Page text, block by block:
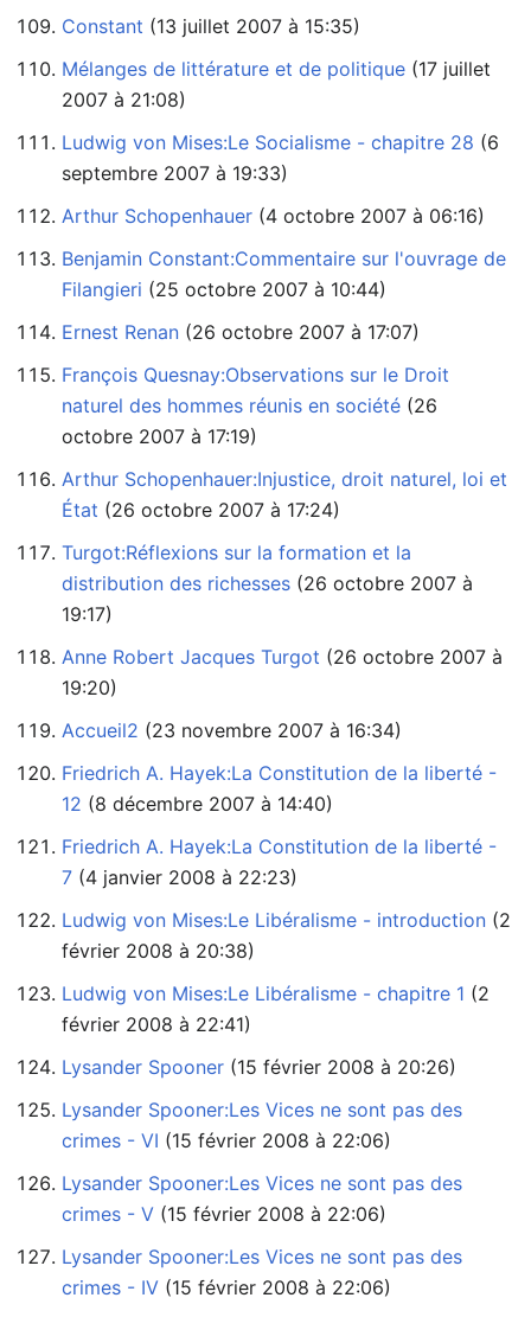
Constant ‏‎ (13 juillet 2007 à 15:35)
Mélanges de littérature et de politique
2007 à 21:08)
Ludwig von Mises:Le Socialisme - chapitre 28
septembre 2007 à 19:33)
Arthur Schopenhauer ‏‎ (4 octobre 2007 à 06:16)
Benjamin Constant:Commentaire sur l'ouvrage de
Filangieri ‏‎ (25 octobre 2007 à 10:44)
Ernest Renan ‏‎ (26 octobre 2007 à 17:07)
François Quesnay:Observations sur le Droit
naturel des hommes réunis en société
octobre 2007 à 17:19)
Arthur Schopenhauer:Injustice, droit naturel, loi et
État ‏‎ (26 octobre 2007 à 17:24)
Turgot:Réflexions sur la formation et la
distribution des richesses
19:17)
Anne Robert Jacques Turgot
19:20)
Accueil2 ‏‎ (23 novembre 2007 à 16:34)
Friedrich A. Hayek:La Constitution de la liberté -
12 ‏‎ (8 décembre 2007 à 14:40)
Friedrich A. Hayek:La Constitution de la liberté -
7 ‏‎ (4 janvier 2008 à 22:23)
Ludwig von Mises:Le Libéralisme - introduction
février 2008 à 20:38)
Ludwig von Mises:Le Libéralisme - chapitre 1
février 2008 à 22:41)
Lysander Spooner ‏‎ (15 février 2008 à 20:26)
Lysander Spooner:Les Vices ne sont pas des
crimes - VI ‏‎ (15 février 2008 à 22:06)
Lysander Spooner:Les Vices ne sont pas des
crimes - V ‏‎ (15 février 2008 à 22:06)
Lysander Spooner:Les Vices ne sont pas des
crimes - IV ‏‎ (15 février 2008 à 22:06)